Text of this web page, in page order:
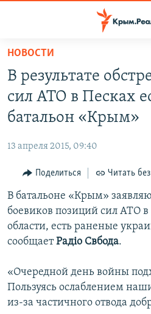
Вернуться
основному
содержанию
Вернутся
главной
навигации
Вернутся
поиску
СПЕЦПРОЕКТЫ
11 ЛЕТ ОККУПАЦИИ КРЫМА. 11
ВОДА
ЕЩЕ
ИНТЕРАКТИВ
ИНФОГРАФИКА
ТЕЛЕПРОЕКТ КРЫМ.РЕАЛИИ
СОВЕТЫ ПРАВОЗАЩИТНИКОВ
ПОБЕДИТЕЛЕЙ НЕ СУДЯТ?
КРЫМ.НЕПОКОРЕННЫЙ
РАДІО СВОБОДА
КАК ОБОЙТИ БЛОКИРОВКУ
Українською
ПРИСОЕДИНЯЙТЕСЬ!
НОВОСТИ
В результате
сил АТО в Песках
батальон «Крым»
13 апреля 2015, 09:40
Поделиться Читать
В батальоне «Крым»
боевиков позиций сил АТО
области, есть раненые
сообщаетРадіо Свбода.
«Очередной день войны
Пользуясь ослаблением
из-за частичного отвода